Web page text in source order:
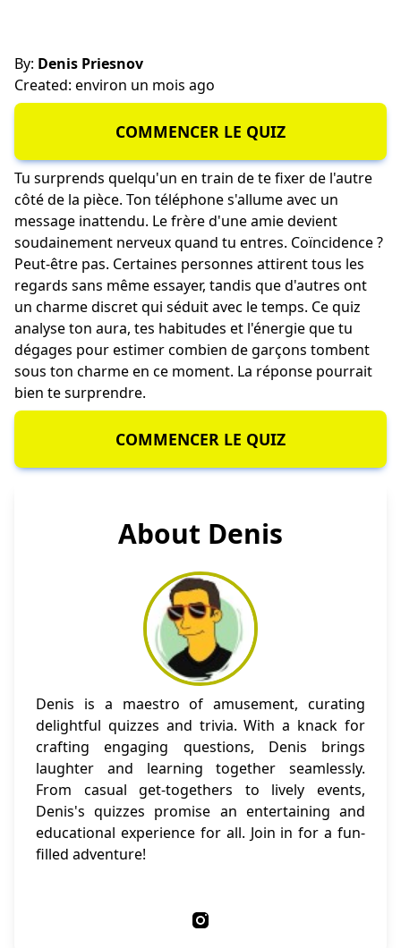
By: Denis Priesnov
Created: environ un mois ago
COMMENCER LE QUIZ
Tu surprends quelqu'un en train de te fixer de l'autre
côté de la pièce. Ton téléphone s'allume avec un
message inattendu. Le frère d'une amie devient
soudainement nerveux quand tu entres. Coïncidence ?
Peut-être pas. Certaines personnes attirent tous les
regards sans même essayer, tandis que d'autres ont
un charme discret qui séduit avec le temps. Ce quiz
analyse ton aura, tes habitudes et l'énergie que tu
dégages pour estimer combien de garçons tombent
sous ton charme en ce moment. La réponse pourrait
bien te surprendre.
COMMENCER LE QUIZ
About Denis
Denis is a maestro of amusement, curating
delightful quizzes and trivia. With a knack for
crafting engaging questions, Denis brings
laughter and learning together seamlessly.
From casual get-togethers to lively events,
Denis's quizzes promise an entertaining and
educational experience for all. Join in for a fun-
filled adventure!